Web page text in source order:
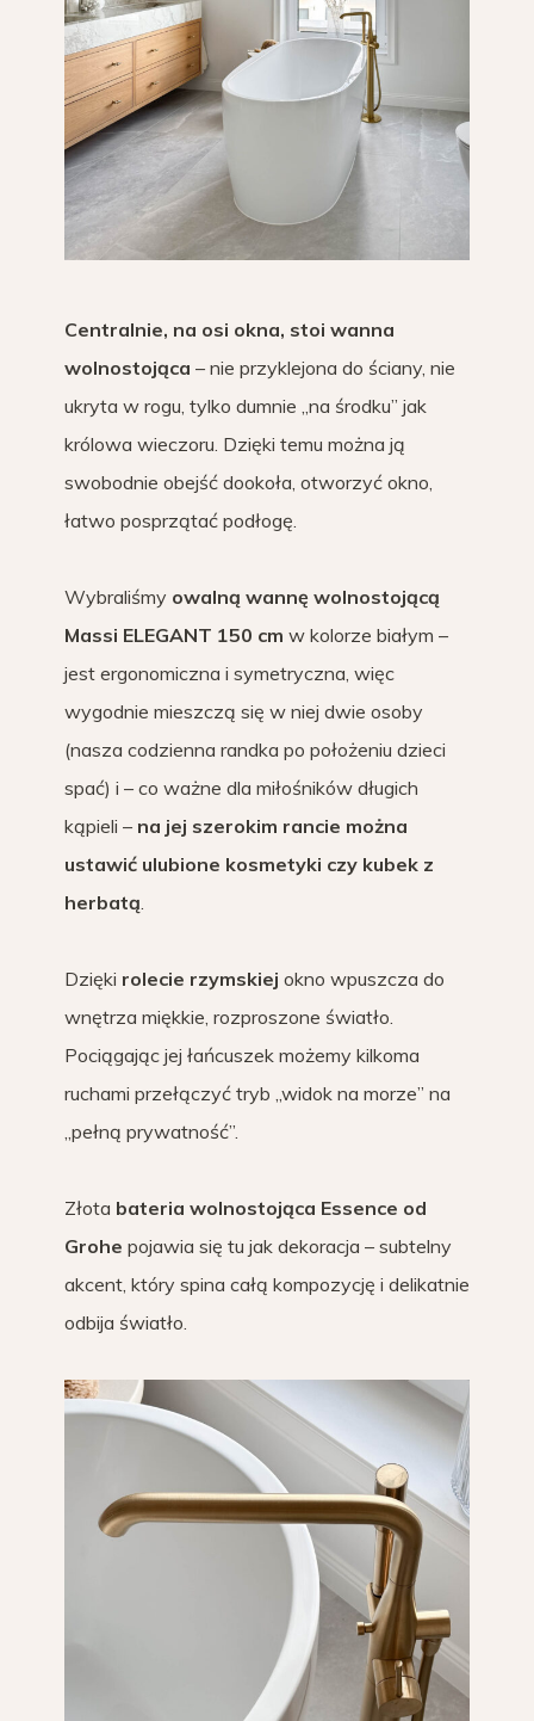
Centralnie, na osi okna, stoi wanna
wolnostojąca – nie przyklejona do ściany, nie
ukryta w rogu, tylko dumnie „na środku” jak
królowa wieczoru. Dzięki temu można ją
swobodnie obejść dookoła, otworzyć okno,
łatwo posprzątać podłogę.
Wybraliśmy owalną wannę wolnostojącą
Massi ELEGANT 150 cm w kolorze białym –
jest ergonomiczna i symetryczna, więc
wygodnie mieszczą się w niej dwie osoby
(nasza codzienna randka po położeniu dzieci
spać) i – co ważne dla miłośników długich
kąpieli – na jej szerokim rancie można
ustawić ulubione kosmetyki czy kubek z
herbatą
Dzięki rolecie rzymskiej okno wpuszcza do
wnętrza miękkie, rozproszone światło.
Pociągając jej łańcuszek możemy kilkoma
ruchami przełączyć tryb „widok na morze” na
„pełną prywatność”.
Złota bateria wolnostojąca Essence od
Grohe pojawia się tu jak dekoracja – subtelny
akcent, który spina całą kompozycję i delikatnie
odbija światło.